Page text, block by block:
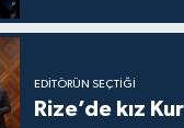
EDITÖRÜN SEÇTIĞI
Rize’de kız